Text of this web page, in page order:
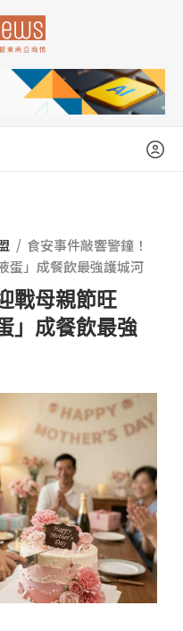
/ 食安事件敲響警鐘！
」成餐飲最強護城河
戰母親節旺
」成餐飲最強